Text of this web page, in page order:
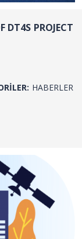
DT4S PROJECT
HABERLER